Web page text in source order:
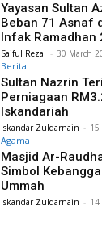
Yayasan Sultan
Beban 71 Asnaf
Infak Ramadhan
Saiful Rezal - 30 March
Berita
Sultan Nazrin
Perniagaan
Iskandariah
Iskandar Zulqarnain - 15
Agama
Masjid Ar-
Simbol
Ummah
Iskandar Zulqarnain - 14